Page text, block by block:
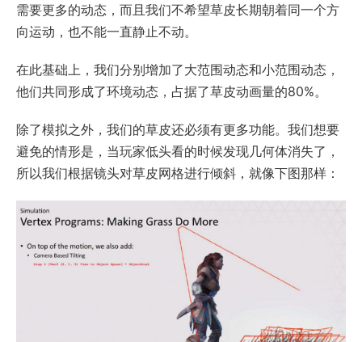
需要更多的动态，而且我们不希望草皮长期朝着同一个方
向运动，也不能一直静止不动。
在此基础上，我们分别增加了大范围动态和小范围动态，
他们共同形成了环境动态，占据了草皮动画量的80%。
除了模拟之外，我们的草皮还必须有更多功能。我们想要
避免的情形是，当玩家低头看的时候发现几何体消失了，
所以我们根据镜头对草皮网格进行倾斜，就像下图那样：